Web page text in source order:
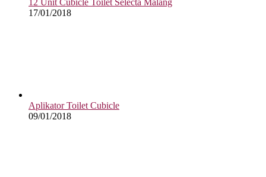
12 Unit Cubicle Toilet Selecta Malang
17/01/2018
Aplikator Toilet Cubicle
09/01/2018